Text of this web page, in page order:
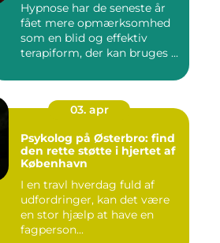
Hypnose har de seneste år
fået mere opmærksomhed
som en blid og effektiv
terapiform, der kan bruges ...
03. apr
Psykolog på Østerbro: find
den rette støtte i hjertet af
København
I en travl hverdag fuld af
udfordringer, kan det være
en stor hjælp at have en
fagperson...